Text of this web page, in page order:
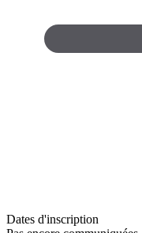
Dates d'inscription